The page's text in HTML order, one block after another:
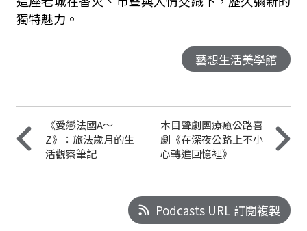
獨特魅力。
藝想生活美學館
《愛戀法國A～
Z》：旅法歲月的生
活觀察筆記
木目聲劇團療癒公路喜
劇《在深夜公路上不小
心轉進回憶裡》
Podcasts URL 訂閱複製